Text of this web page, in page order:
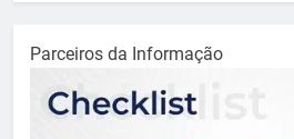
Parceiros da Informação